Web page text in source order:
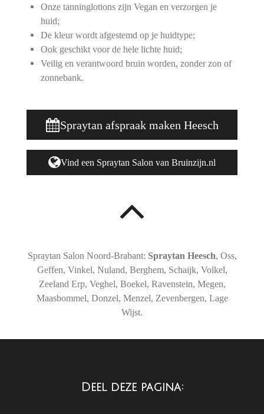
Onze tanninglotions zijn Vegan en verzorgen je
huid;
De kleur wordt afgestemd op je huidtype;
Ook geschikt voor de hele lichte huid;
Veilig en verantwoord bruin worden, zonder zon of
zonnebank.
Spraytan afspraak maken Heesch
Vind een Spraytan Salon van Bruinzijn.nl
Spraytan Salon Noord-Brabant: Spraytan Heesch, Oss,
Geffen, Vinkel, Nuland, Berghem, Schaijk, Volkel,
Zeeland Erp, Veghel, Boekel, Ravenstein, Megen,
Maasbommel, Donzel, Menzel, Zevenbergen, Lage
Wijst.
Deel deze pagina: